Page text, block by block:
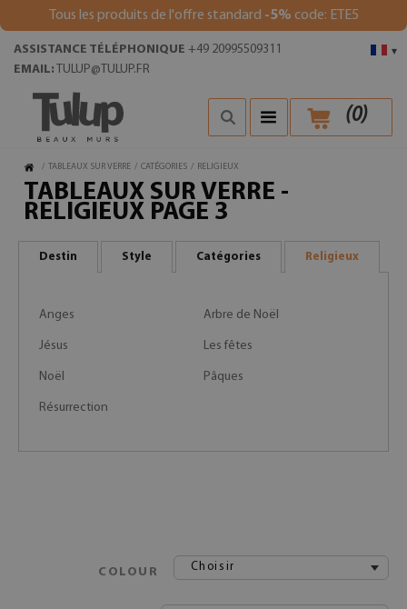
Tous les produits de l'offre standard -5% code: ETE5
▾
ASSISTANCE TÉLÉPHONIQUE +49 20995509311
EMAIL: TULUP@TULUP.FR
(0)
/ TABLEAUX SUR VERRE / CATÉGORIES / RELIGIEUX
TABLEAUX SUR VERRE -
RELIGIEUX PAGE 3
Destin Style Catégories Religieux
Anges Arbre de Noël
Jésus Les fêtes
Noël Pâques
Résurrection
COLOUR Choisir